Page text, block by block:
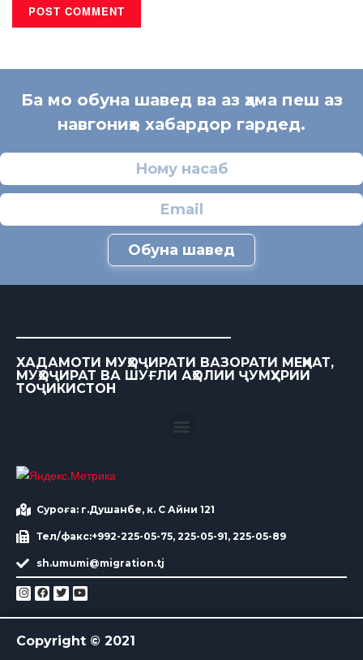
Ба мо обуна шавед ва аз ҳама пеш аз
навгониҳо хабардор гардед.
Обуна шавед
ХАДАМОТИ МУҲОҶИРАТИ ВАЗОРАТИ МЕҲНАТ,
МУҲОҶИРАТ ВА ШУҒЛИ АҲОЛИИ ҶУМҲУРИИ
ТОҶИКИСТОН
Суроға: г.Душанбе, к. С Айни 121
Тел/факс:+992-225-05-75, 225-05-91, 225-05-89
sh.umumi@migration.tj
Copyright © 2021